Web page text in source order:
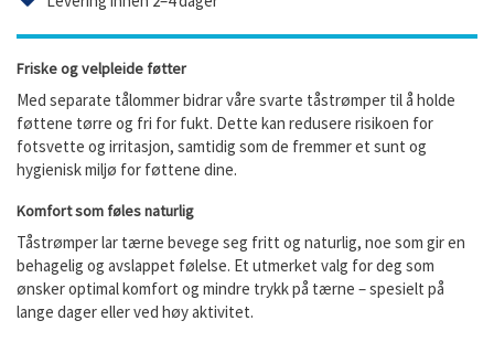
Friske og velpleide føtter
Med separate tålommer bidrar våre svarte tåstrømper til å holde
føttene tørre og fri for fukt. Dette kan redusere risikoen for
fotsvette og irritasjon, samtidig som de fremmer et sunt og
hygienisk miljø for føttene dine.
Komfort som føles naturlig
Tåstrømper lar tærne bevege seg fritt og naturlig, noe som gir en
behagelig og avslappet følelse. Et utmerket valg for deg som
ønsker optimal komfort og mindre trykk på tærne – spesielt på
lange dager eller ved høy aktivitet.